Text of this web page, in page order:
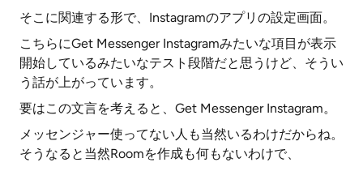
そこに関連する形で、Instagramのアプリの設定画面。
こちらにGet Messenger Instagramみたいな項目が表示
開始しているみたいなテスト段階だと思うけど、そうい
う話が上がっています。
要はこの文言を考えると、Get Messenger Instagram。
メッセンジャー使ってない人も当然いるわけだからね。
そうなると当然Roomを作成も何もないわけで、